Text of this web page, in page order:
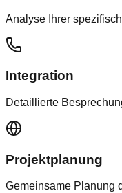
Analyse Ihrer
Integration
Detaillierte
Projektplanung
Gemeinsame Planung